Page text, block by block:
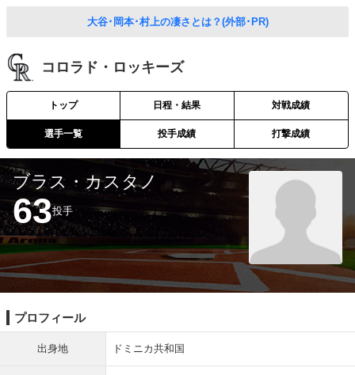
大谷･岡本･村上の凄さとは？(外部･PR)
コロラド・ロッキーズ
トップ 日程・結果 対戦成績
選手一覧 投手成績 打撃成績
ブラス・カスタノ
63投手
プロフィール
出身地 ドミニカ共和国